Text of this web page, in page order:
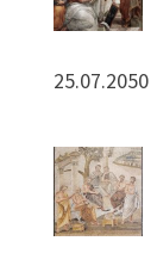
25.07.2050